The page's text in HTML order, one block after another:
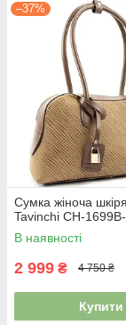
–37%
Сумка жіноча
Tavinchi CH-
В наявності
2 999 ₴ 4 750 ₴
Купити